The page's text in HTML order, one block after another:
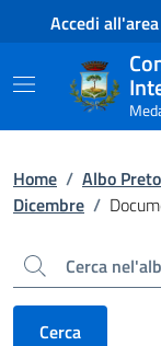
Contenuto principale
Piede di pagina
Accedi
Home / Albo
Dicembre /
Cerca
Cerca